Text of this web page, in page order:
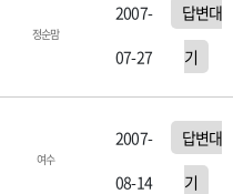
정순맘
2007-
07-27
답변대
기
여수
2007-
08-14
답변대
기